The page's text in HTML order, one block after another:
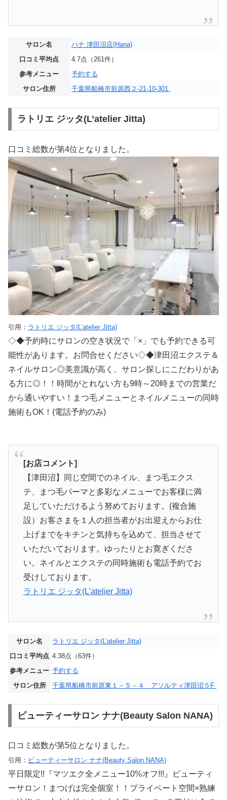
サロン名
ハナ 津田沼店(Hana)
口コミ平均点
4.7点（261件）
参考メニュー
予約する
サロン住所
千葉県船橋市前原西２-21-10-301
ラトリエ ジッタ(L’atelier Jitta)
口コミ総数が第4位となりました。
引用： ラトリエ ジッタ(L’atelier Jitta)
◇◆予約時にサロンの空き状況で「×」でも予約できる可
能性があります。お問合せください◇◆津田沼エクステ＆
ネイルサロン◎美意識が高く、サロン探しにこだわりがあ
る方に◎！！時間がとれない方も9時～20時までの営業だ
から通いやすい！まつ毛メニューとネイルメニューの同時
施術もOK！(電話予約のみ)
[お店コメント]
【津田沼】同じ空間でのネイル、まつ毛エクス
テ、まつ毛パーマと多彩なメニューでお客様に満
足していただけるよう努めております。(複合施
設）お客さまを１人の担当者がお出迎えからお仕
上げまでをキチンと気持ちを込めて、担当させて
いただいております。ゆったりとお寛ぎくださ
い。ネイルとエクステの同時施術も電話予約でお
受けしております。
ラトリエ ジッタ(L’atelier Jitta)
サロン名
ラトリエ ジッタ(L’atelier Jitta)
口コミ平均点 4.38点（63件）
参考メニュー 予約する
サロン住所
千葉県船橋市前原東１－５－４ アソルティ津田沼５F
ビューティーサロン ナナ(Beauty Salon NANA)
口コミ総数が第5位となりました。
引用： ビューティーサロン ナナ(Beauty Salon NANA)
平日限定!!『マツエク全メニュー10%オフ!!!』ビューティ
ーサロン！まつげは完全個室！！プライベート空間×熟練